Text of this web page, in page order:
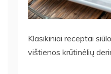
Klasikiniai receptai
vištienos krūtinėlių